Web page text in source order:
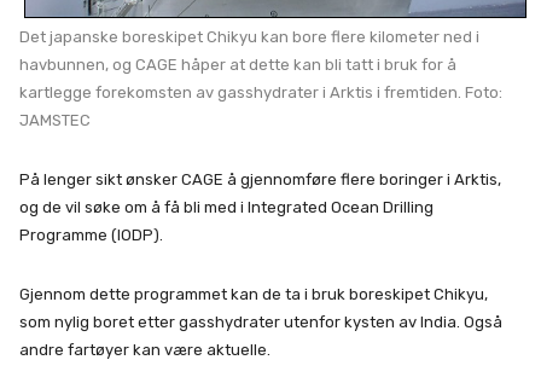
Det japanske boreskipet Chikyu kan bore flere kilometer ned i
havbunnen, og CAGE håper at dette kan bli tatt i bruk for å
kartlegge forekomsten av gasshydrater i Arktis i fremtiden. Foto:
JAMSTEC
På lenger sikt ønsker CAGE å gjennomføre flere boringer i Arktis,
og de vil søke om å få bli med i Integrated Ocean Drilling
Programme (IODP).
Gjennom dette programmet kan de ta i bruk boreskipet Chikyu,
som nylig boret etter gasshydrater utenfor kysten av India. Også
andre fartøyer kan være aktuelle.